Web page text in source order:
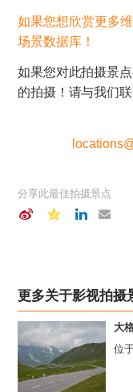
如果您想欣赏更多
场景数据库！
如果您对此拍摄景
的拍摄！请与我们
分享此最佳拍摄景点
更多关于影视拍摄
大
位